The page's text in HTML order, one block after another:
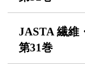
JASTA 繊維
第31巻